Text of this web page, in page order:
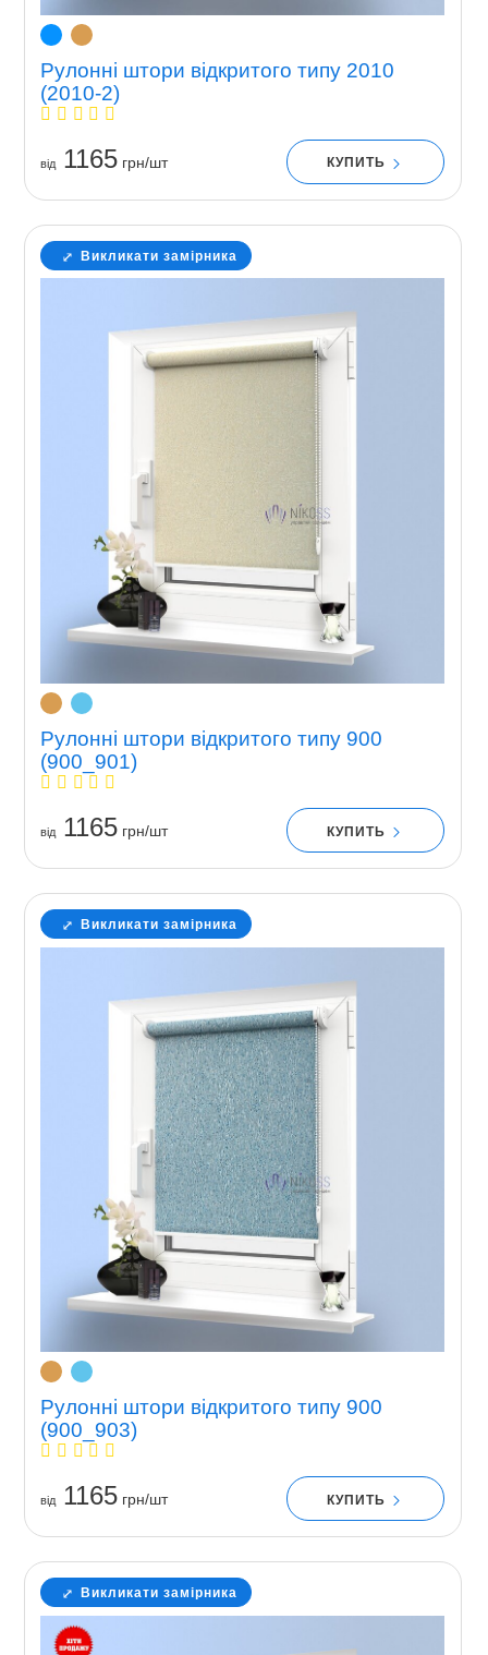
Рулонні штори відкритого типу 2010
(2010-2)
вiд1165грн/шт КУПИТЬ
Викликати замірника
Рулонні штори відкритого типу 900
(900_901)
вiд1165грн/шт КУПИТЬ
Викликати замірника
Рулонні штори відкритого типу 900
(900_903)
вiд1165грн/шт КУПИТЬ
Викликати замірника